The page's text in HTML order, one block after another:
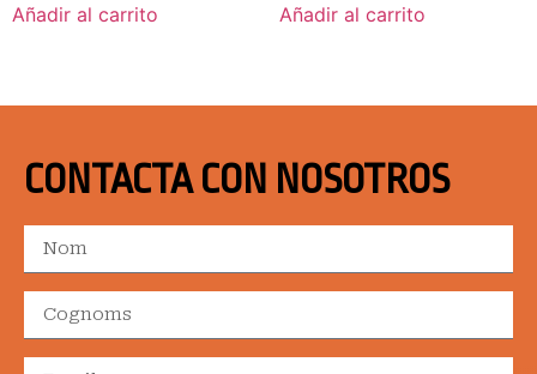
Añadir al carrito Añadir al carrito
CONTACTA CON NOSOTROS